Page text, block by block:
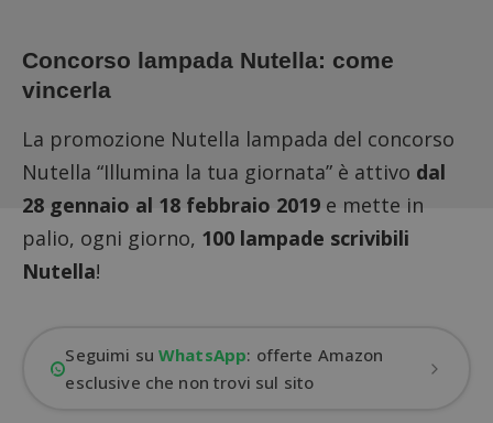
Concorso lampada Nutella: come
vincerla
La promozione Nutella lampada del concorso
Nutella “Illumina la tua giornata” è attivo dal
28 gennaio al 18 febbraio 2019 e mette in
palio, ogni giorno, 100 lampade scrivibili
Nutella!
Seguimi suWhatsApp: offerte Amazon
esclusive che non trovi sul sito